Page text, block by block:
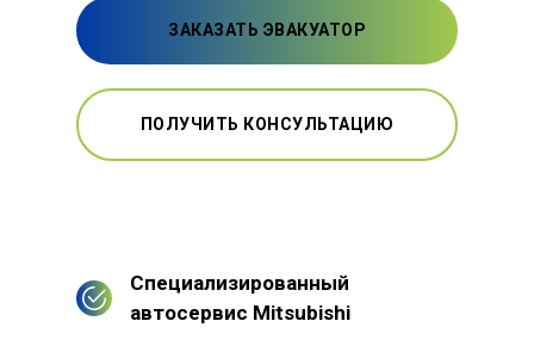
ЗАКАЗАТЬ ЭВАКУАТОР
ПОЛУЧИТЬ КОНСУЛЬТАЦИЮ
Специализированный
автосервис Mitsubishi